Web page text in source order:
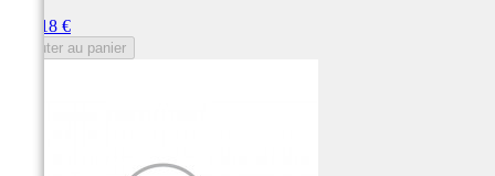
145,18 €
Ajouter au panier